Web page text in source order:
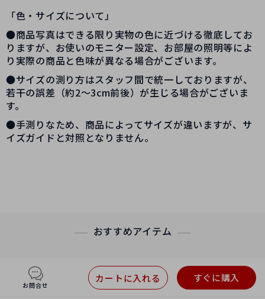
「色・サイズについて」
●商品写真はできる限り実物の色に近づける徹底してお
りますが、お使いのモニター設定、お部屋の照明等によ
り実際の商品と色味が異なる場合がございます。
●サイズの測り方はスタッフ間で統一しておりますが、
若干の誤差（約2～3cm前後）が生じる場合がございま
す。
●手測りなため、商品によってサイズが違いますが、サ
イズガイドと対照となりません。
おすすめアイテム
お問合せ
すぐに購入
カートに入れる